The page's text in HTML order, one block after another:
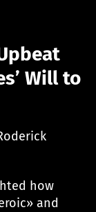
Will to
how
and